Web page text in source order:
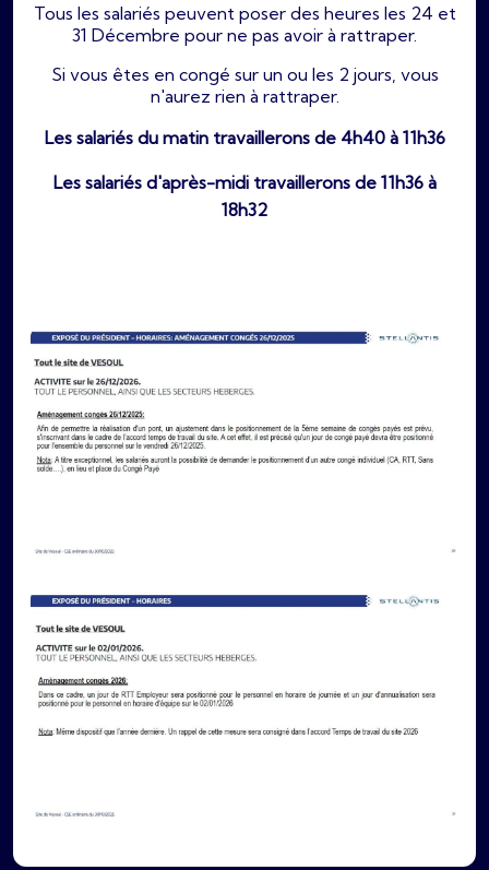
Tous les salariés peuvent poser des heures les 24 et
31 Décembre pour ne pas avoir à rattraper.
Si vous êtes en congé sur un ou les 2 jours, vous
n'aurez rien à rattraper.
Les salariés du matin travaillerons de 4h40 à 11h36
Les salariés d'après-midi travaillerons de 11h36 à
18h32